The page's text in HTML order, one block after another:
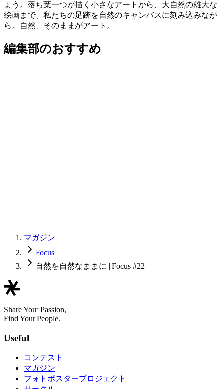
ょう。落ち葉一つが描く小さなアートから、大自然の雄大な
絵画まで、私たちの足跡を自然のキャンバスに刻み込みなが
ら。自然、そのままがアート。
編集部のおすすめ
マガジン
Focus
自然を自然なままに | Focus #22
Share Your Passion,
Find Your People.
Useful
コンテスト
マガジン
フォトポスタープロジェクト